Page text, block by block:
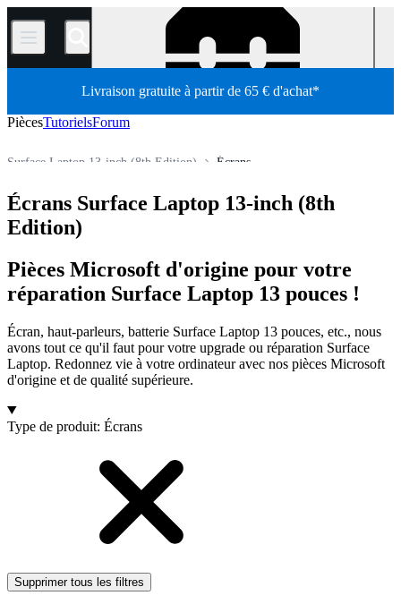
/
Livraison gratuite à partir de 65 € d'achat*
PiècesTutorielsForum
Écrans
Surface Laptop 13-inch (8th Edition)
Pièces détachées ordinateur portable Microsoft
Pièces détachées ordinateur portable
Pièces détachées Ordinateur
Pièces détachées
Boutique
Écrans Surface Laptop 13-inch (8th
Edition)
Pièces Microsoft d'origine pour votre
réparation Surface Laptop 13 pouces !
Écran, haut-parleurs, batterie Surface Laptop 13 pouces, etc., nous
avons tout ce qu'il faut pour votre upgrade ou réparation Surface
Laptop. Redonnez vie à votre ordinateur avec nos pièces Microsoft
d'origine et de qualité supérieure.
Produits
Type de produit: Écrans
Supprimer tous les filtres